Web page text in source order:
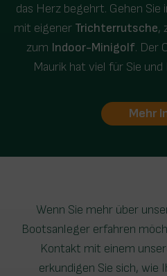
das Herz begehrt. Gehen Sie
mit eigener Trichterrutsche,
zum Indoor-Minigolf. Der
Maurik hat viel für Sie und
Mehr
Wenn Sie mehr über
Bootsanleger erfahren
Kontakt mit einem
erkundigen Sie sich, wie